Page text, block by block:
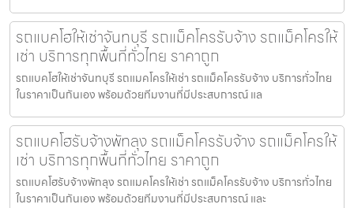
รถแบคโฮให้เช่าจันทบุรี รถแม็คโครรับจ้าง รถแม็คโครให้
เช่า บริการทุกพื้นที่ทั่วไทย ราคาถูก
รถแบคโฮให้เช่าจันทบุรี รถแมคโครให้เช่า รถแม็คโครรับจ้าง บริการทั่วไทย
ในราคาเป็นกันเอง พร้อมด้วยทีมงานที่มีประสบการณ์ แล
รถแบคโฮรับจ้างพัทลุง รถแม็คโครรับจ้าง รถแม็คโครให้
เช่า บริการทุกพื้นที่ทั่วไทย ราคาถูก
รถแบคโฮรับจ้างพัทลุง รถแมคโครให้เช่า รถแม็คโครรับจ้าง บริการทั่วไทย
ในราคาเป็นกันเอง พร้อมด้วยทีมงานที่มีประสบการณ์ และ